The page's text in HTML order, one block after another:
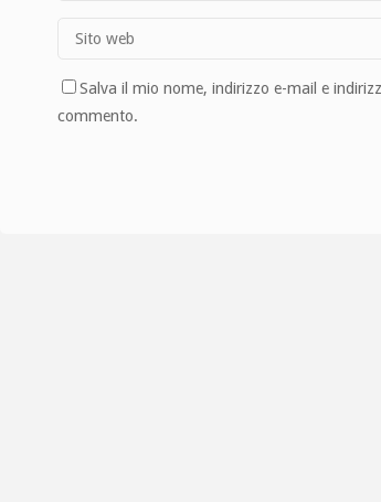
Salva il mio nome, indirizzo e-mail e
commento.